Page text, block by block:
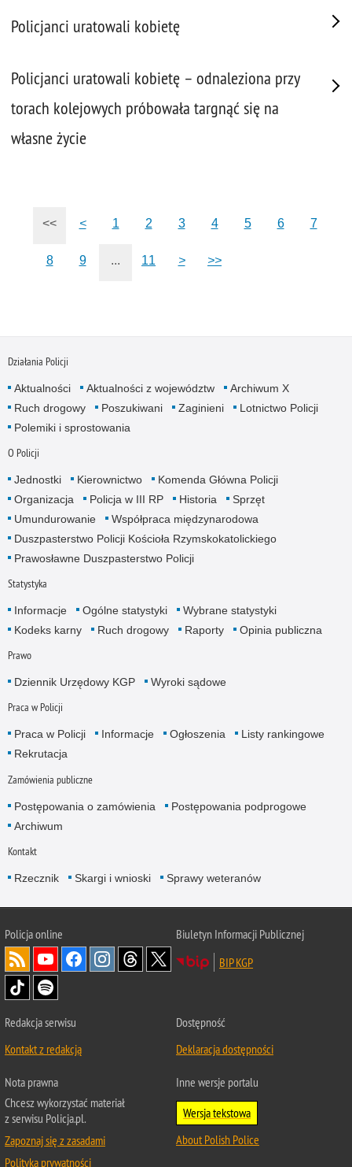
Policjanci uratowali kobietę
Policjanci uratowali kobietę – odnaleziona przy
torach kolejowych próbowała targnąć się na
własne życie
<< < 1 2 3 4 5 6 7
8 9 ... 11 > >>
Działania Policji
Aktualności Aktualności z województw
Archiwum X
Ruch drogowy
Poszukiwani Zaginieni
Lotnictwo Policji
Polemiki i sprostowania
O Policji
Jednostki Kierownictwo
Komenda Główna Policji
Organizacja
Policja w III RP Historia
Sprzęt
Umundurowanie
Współpraca międzynarodowa
Duszpasterstwo Policji Kościoła Rzymskokatolickiego
Prawosławne Duszpasterstwo Policji
Statystyka
Informacje Ogólne statystyki
Wybrane statystyki
Kodeks karny
Ruch drogowy Raporty Opinia publiczna
Prawo
Dziennik Urzędowy KGP Wyroki sądowe
Praca w Policji
Praca w Policji Informacje Ogłoszenia
Listy rankingowe
Rekrutacja
Zamówienia publiczne
Postępowania o zamówienia
Postępowania podprogowe
Archiwum
Kontakt
Rzecznik Skargi i wnioski Sprawy weteranów
Policjaonline
Biuletyn Informacji Publicznej
BIP KGP
Redakcja serwisu
Kontakt z redakcją
Dostępność
Deklaracja dostępności
Nota prawna
Chcesz wykorzystać materiał
z serwisu Policja.pl.
Zapoznaj się z zasadami
Polityka prywatności
Inne wersje portalu
Wersja tekstowa
About Polish Police